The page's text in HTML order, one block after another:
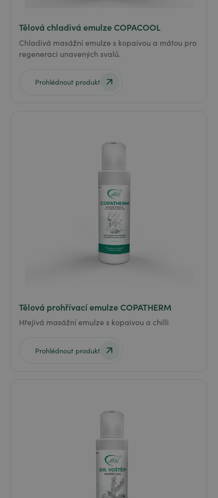
Tělová chladivá emulze COPACOOL
Chladivá masážní emulze s kopaivou a mátou pro
regeneraci unavených svalů.
Prohlédnout produkt
Tělová prohřívací emulze COPATHERM
Hřejivá masážní emulze s kopaivou a chilli
Prohlédnout produkt